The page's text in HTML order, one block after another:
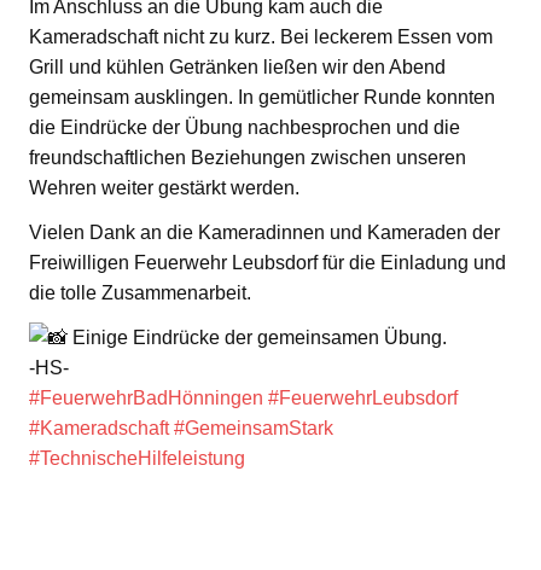
Im Anschluss an die Übung kam auch die
Kameradschaft nicht zu kurz. Bei leckerem Essen vom
Grill und kühlen Getränken ließen wir den Abend
gemeinsam ausklingen. In gemütlicher Runde konnten
die Eindrücke der Übung nachbesprochen und die
freundschaftlichen Beziehungen zwischen unseren
Wehren weiter gestärkt werden.
Vielen Dank an die Kameradinnen und Kameraden der
Freiwilligen Feuerwehr Leubsdorf für die Einladung und
die tolle Zusammenarbeit.
Einige Eindrücke der gemeinsamen Übung.
-HS-
#FeuerwehrBadHönningen #FeuerwehrLeubsdorf
#Kameradschaft #GemeinsamStark
#TechnischeHilfeleistung